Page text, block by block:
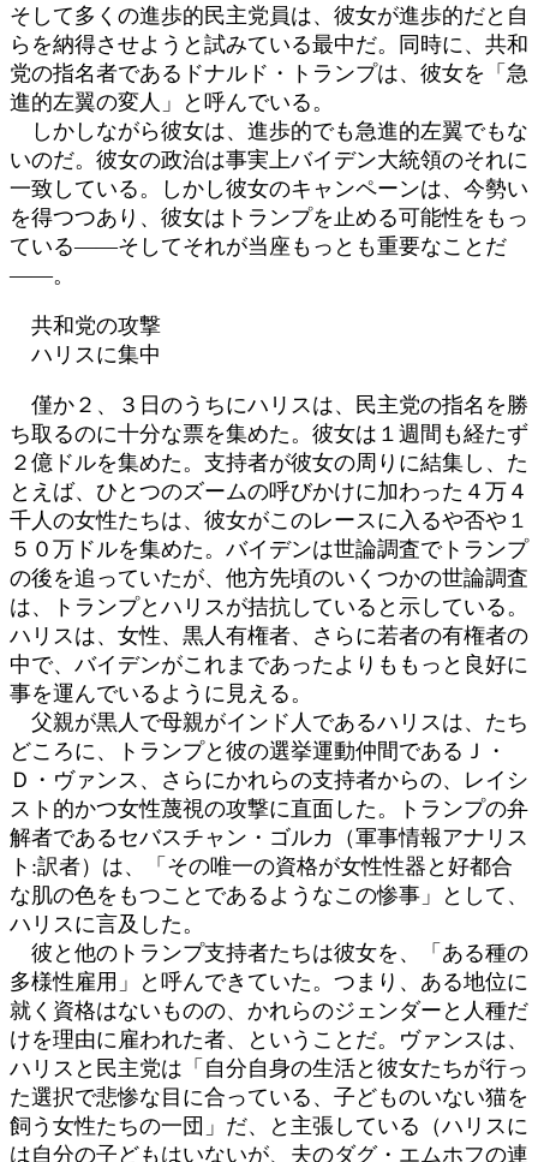
そして多くの進歩的民主党員は、彼女が進歩的だと自
らを納得させようと試みている最中だ。同時に、共和
党の指名者であるドナルド・トランプは、彼女を「急
進的左翼の変人」と呼んでいる。
しかしながら彼女は、進歩的でも急進的左翼でもな
いのだ。彼女の政治は事実上バイデン大統領のそれに
一致している。しかし彼女のキャンペーンは、今勢い
を得つつあり、彼女はトランプを止める可能性をもっ
ている――そしてそれが当座もっとも重要なことだ
――。
共和党の攻撃
ハリスに集中
僅か２、３日のうちにハリスは、民主党の指名を勝
ち取るのに十分な票を集めた。彼女は１週間も経たず
２億ドルを集めた。支持者が彼女の周りに結集し、た
とえば、ひとつのズームの呼びかけに加わった４万４
千人の女性たちは、彼女がこのレースに入るや否や１
５０万ドルを集めた。バイデンは世論調査でトランプ
の後を追っていたが、他方先頃のいくつかの世論調査
は、トランプとハリスが拮抗していると示している。
ハリスは、女性、黒人有権者、さらに若者の有権者の
中で、バイデンがこれまであったよりももっと良好に
事を運んでいるように見える。
父親が黒人で母親がインド人であるハリスは、たち
どころに、トランプと彼の選挙運動仲間であるＪ・
Ｄ・ヴァンス、さらにかれらの支持者からの、レイシ
スト的かつ女性蔑視の攻撃に直面した。トランプの弁
解者であるセバスチャン・ゴルカ（軍事情報アナリス
ト:訳者）は、「その唯一の資格が女性性器と好都合
な肌の色をもつことであるようなこの惨事」として、
ハリスに言及した。
彼と他のトランプ支持者たちは彼女を、「ある種の
多様性雇用」と呼んできていた。つまり、ある地位に
就く資格はないものの、かれらのジェンダーと人種だ
けを理由に雇われた者、ということだ。ヴァンスは、
ハリスと民主党は「自分自身の生活と彼女たちが行っ
た選択で悲惨な目に合っている、子どものいない猫を
飼う女性たちの一団」だ、と主張している（ハリスに
は自分の子どもはいないが、夫のダグ・エムホフの連